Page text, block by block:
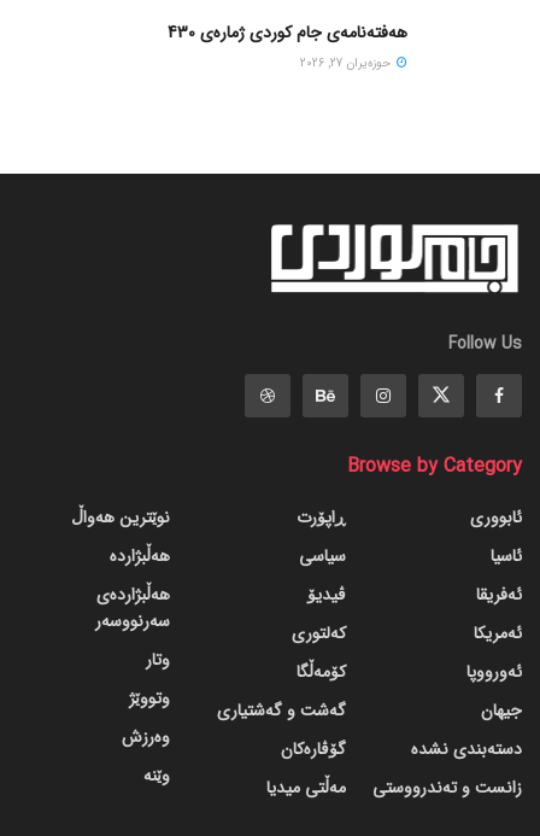
هەفتەنامەی جام کوردی ژمارەی 430
حوزه‌یران 27, 2026
Follow Us
Browse by Category
ئابووری
ئاسیا
ئەفریقا
ئەمریکا
ئەورووپا
جیهان
دسته‌بندی نشده
زانست و تەندرووستی
ڕاپۆرت
سیاسی
ڤیدیۆ
کەلتوری
کۆمەڵگا
گه‌شت و گه‌شتیاری
گۆڤاره‌کان
مەڵتی میدیا
نوێترین هەواڵ
هەڵبژاردە
هەڵبژاردەی
سەرنووسەر
وتار
وتووێژ
وەرزش
وێنە